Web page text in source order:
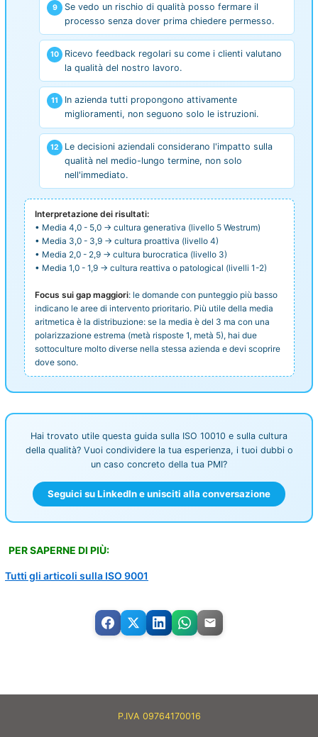
Se vedo un rischio di qualità posso fermare il
processo senza dover prima chiedere permesso.
Ricevo feedback regolari su come i clienti valutano
la qualità del nostro lavoro.
In azienda tutti propongono attivamente
miglioramenti, non seguono solo le istruzioni.
Le decisioni aziendali considerano l'impatto sulla
qualità nel medio-lungo termine, non solo
nell'immediato.
Interpretazione dei risultati:
• Media 4,0 - 5,0 → cultura generativa (livello 5 Westrum)
• Media 3,0 - 3,9 → cultura proattiva (livello 4)
• Media 2,0 - 2,9 → cultura burocratica (livello 3)
• Media 1,0 - 1,9 → cultura reattiva o patological (livelli 1-2)
Focus sui gap maggiori: le domande con punteggio più basso
indicano le aree di intervento prioritario. Più utile della media
aritmetica è la distribuzione: se la media è del 3 ma con una
polarizzazione estrema (metà risposte 1, metà 5), hai due
sottoculture molto diverse nella stessa azienda e devi scoprire
dove sono.
Hai trovato utile questa guida sulla ISO 10010 e sulla cultura
della qualità? Vuoi condividere la tua esperienza, i tuoi dubbi o
un caso concreto della tua PMI?
Seguici su LinkedIn e unisciti alla conversazione
PER SAPERNE DI PIÙ:
Tutti gli articoli sulla ISO 9001
P.IVA 09764170016